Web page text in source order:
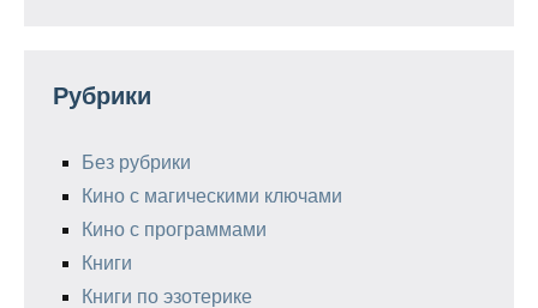
Рубрики
Без рубрики
Кино с магическими ключами
Кино с программами
Книги
Книги по эзотерике